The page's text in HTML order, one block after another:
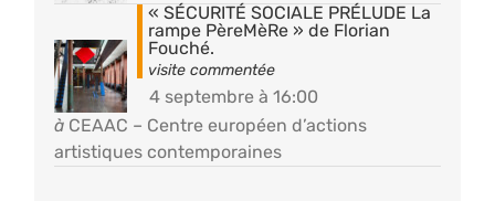
« SÉCURITÉ SOCIALE PRÉLUDE La
rampe PèreMèRe » de Florian
Fouché.
4 septembre à 16:00
à CEAAC – Centre européen d’actions
artistiques contemporaines